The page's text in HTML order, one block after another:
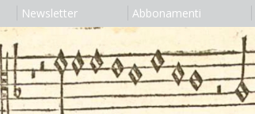
Newsletter Abbonamenti